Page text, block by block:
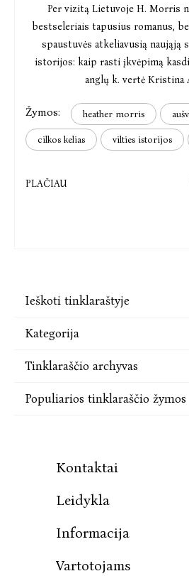
įžvalgomis, ir sugebėjimu
svarbiausia – esminių dalykų
Teodora Tautkutė pasirinko
būdą ir puikiai su juo susidorojo, o
įveikusi baimę – nuginklavo
būtina kūrybos
I vietos laimėtoja bus
dalimis su autorės autografu ir
vietos laimėtojus leidykla „Baltos
Per vizitą Lietuvoje H. Morris
bestseleriais tapusius romanus,
spaustuvės atkeliavusią naująją
istorijos: kaip rasti įkvėpimą
anglų k. vertė Kristina
Žymos: heather morris
cilkos kelias vilties istorijos
PLAČIAU
Ieškoti tinklaraštyje
Kategorija
Tinklaraščio archyvas
Populiarios tinklaraščio žymos
Kontaktai
Leidykla
Informacija
Vartotojams